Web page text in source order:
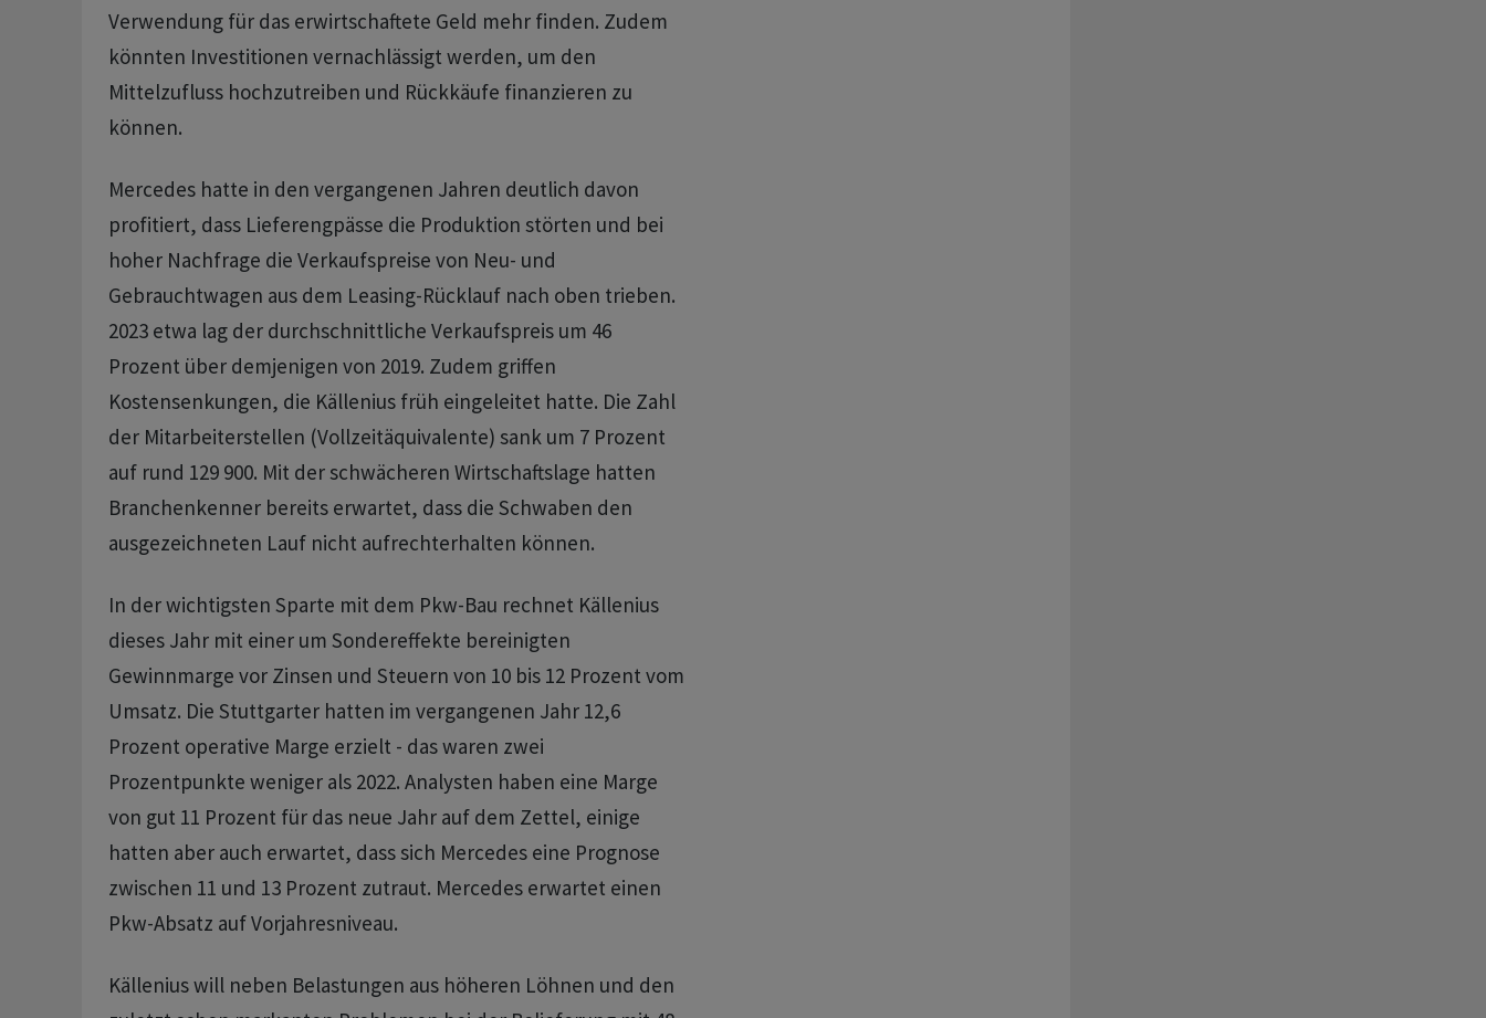
Verwendung für das erwirtschaftete Geld mehr finden. Zudem
könnten Investitionen vernachlässigt werden, um den
Mittelzufluss hochzutreiben und Rückkäufe finanzieren zu
können.
Mercedes hatte in den vergangenen Jahren deutlich davon
profitiert, dass Lieferengpässe die Produktion störten und bei
hoher Nachfrage die Verkaufspreise von Neu- und
Gebrauchtwagen aus dem Leasing-Rücklauf nach oben trieben.
2023 etwa lag der durchschnittliche Verkaufspreis um 46
Prozent über demjenigen von 2019. Zudem griffen
Kostensenkungen, die Källenius früh eingeleitet hatte. Die Zahl
der Mitarbeiterstellen (Vollzeitäquivalente) sank um 7 Prozent
auf rund 129 900. Mit der schwächeren Wirtschaftslage hatten
Branchenkenner bereits erwartet, dass die Schwaben den
ausgezeichneten Lauf nicht aufrechterhalten können.
In der wichtigsten Sparte mit dem Pkw-Bau rechnet Källenius
dieses Jahr mit einer um Sondereffekte bereinigten
Gewinnmarge vor Zinsen und Steuern von 10 bis 12 Prozent vom
Umsatz. Die Stuttgarter hatten im vergangenen Jahr 12,6
Prozent operative Marge erzielt - das waren zwei
Prozentpunkte weniger als 2022. Analysten haben eine Marge
von gut 11 Prozent für das neue Jahr auf dem Zettel, einige
hatten aber auch erwartet, dass sich Mercedes eine Prognose
zwischen 11 und 13 Prozent zutraut. Mercedes erwartet einen
Pkw-Absatz auf Vorjahresniveau.
Källenius will neben Belastungen aus höheren Löhnen und den